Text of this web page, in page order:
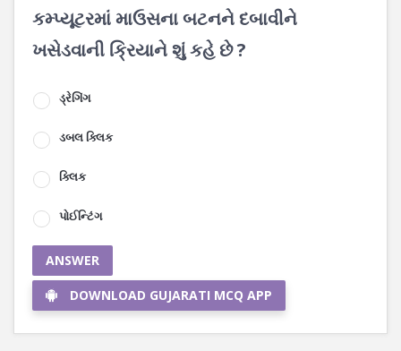
કમ્પ્યૂટરમાં માઉસના બટનને દબાવીને
ખસેડવાની ક્રિયાને શું કહે છે ?
ડ્રેગિંગ
ડબલ ક્લિક
ક્લિક
પોઈન્ટિંગ
ANSWER
DOWNLOAD GUJARATI MCQ APP